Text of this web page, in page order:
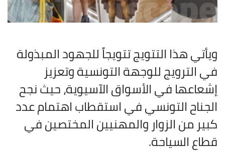
ويأتي هذا التتويج تتويجاً للجهود المبذولة
في الترويج للوجهة التونسية وتعزيز
إشعاعها في الأسواق الآسيوية، حيث نجح
الجناح التونسي في استقطاب اهتمام عدد
كبير من الزوار والمهنيين المختصين في
قطاع السياحة.